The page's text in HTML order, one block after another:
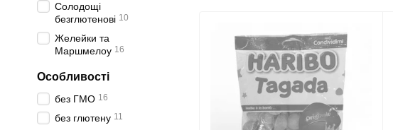
Солодощі
безглютенові 10
Желейки та
Маршмелоу 16
Особливості
без ГМО 16
без глютену 11